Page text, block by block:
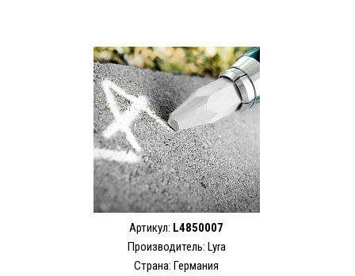
Артикул: L4850007
Производитель: Lyra
Страна: Германия